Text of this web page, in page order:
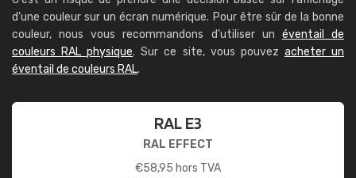
d'une couleur sur un écran numérique. Pour être sûr de la bonne
couleur, nous vous recommandons d'utiliser un éventail de
couleurs RAL physique. Sur ce site, vous pouvez acheter un
éventail de couleurs RAL.
RAL E3
RAL EFFECT
€58,95 hors TVA